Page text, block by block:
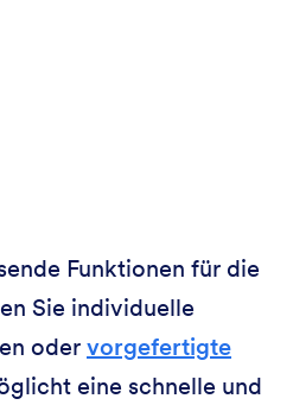
Funktionen für die
Sie individuelle
odervorgefertigte
eine schnelle und